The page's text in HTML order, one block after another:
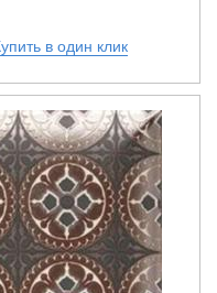
в один клик